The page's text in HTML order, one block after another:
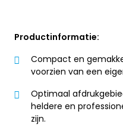
Productinformatie:
Compact en
voorzien van een
Optimaal
heldere en
zijn.